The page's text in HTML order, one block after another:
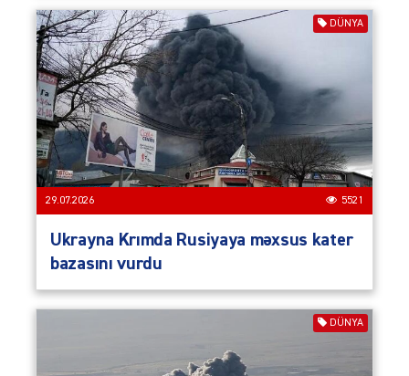
DÜNYA
29.07.2026 5521
Ukrayna Krımda Rusiyaya məxsus kater
bazasını vurdu
DÜNYA